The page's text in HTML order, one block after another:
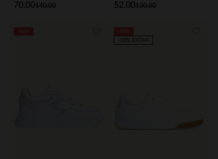
140.00
70.00 130.00
52.00
-10% EXTRA